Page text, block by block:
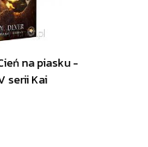
na piasku -
serii Kai